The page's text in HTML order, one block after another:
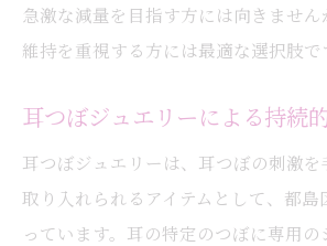
急激な減量を目指す方には向きませ
維持を重視する方には最適な選択肢で
耳つぼジュエリーによる持続
耳つぼジュエリーは、耳つぼの刺激を
取り入れられるアイテムとして、都島
っています。耳の特定のつぼに専用の